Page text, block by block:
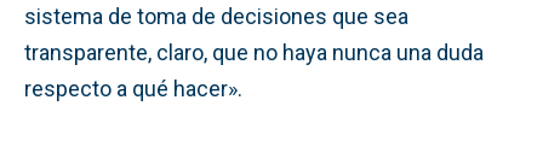
sistema de toma de decisiones que sea
transparente, claro, que no haya nunca una duda
respecto a qué hacer».